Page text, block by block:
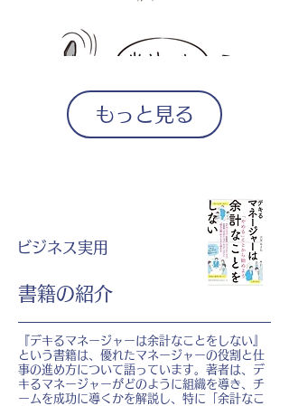
もっと見る
ビジネス実用
書籍の紹介
『デキるマネージャーは余計なことをしない』
という書籍は、優れたマネージャーの役割と仕
事の進め方について語っています。著者は、デ
キるマネージャーがどのように組織を導き、チ
ームを成功に導くかを解説し、特に「余計なこ